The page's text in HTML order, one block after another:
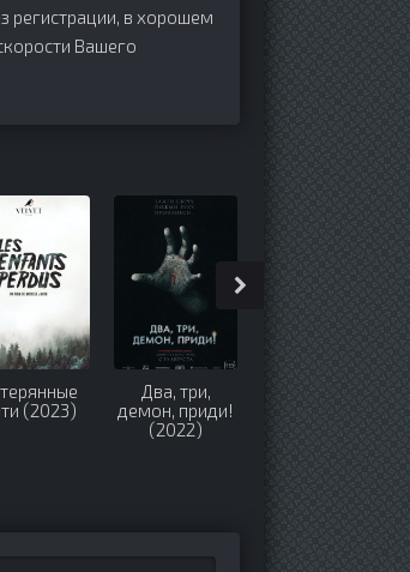
регистрации, в хорошем
Вашего
(2023)
Два, три,
демон, приди!
(2022)
Пленница
любви (2022)